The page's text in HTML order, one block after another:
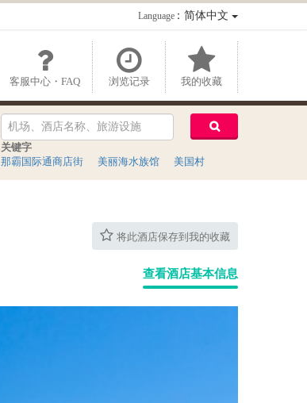
Language：简体中文
客服中心・FAQ 浏览记录 我的收藏
关键字
那霸国际通商店街
美丽海水族馆 美国村
将此酒店保存到我的收藏
查看酒店基本信息